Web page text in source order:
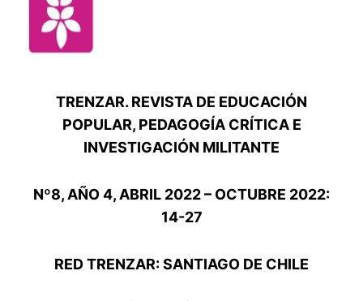
TRENZAR. REVISTA DE EDUCACIÓN
POPULAR, PEDAGOGÍA CRÍTICA E
INVESTIGACIÓN MILITANTE
Nº8, AÑO 4, ABRIL 2022 – OCTUBRE 2022:
14-27
RED TRENZAR: SANTIAGO DE CHILE